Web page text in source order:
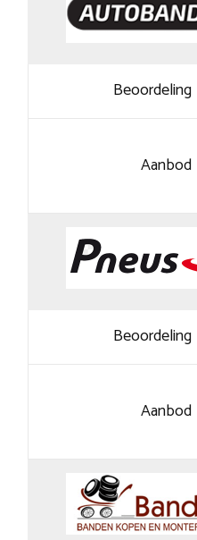
Beoordeling
Aanbod
Beoordeling
Aanbod